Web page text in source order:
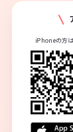
iPhoneの方